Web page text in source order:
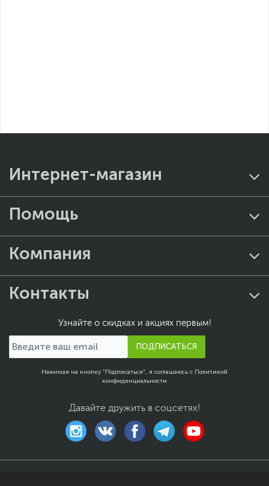
Интернет-магазин
Помощь
Компания
Контакты
Узнайте о скидках и акциях первым!
ПОДПИСАТЬСЯ
Нажимая на кнопку "Подписаться", я соглашаюсь с Политикой
конфиденциальности
Давайте дружить в соцсетях!